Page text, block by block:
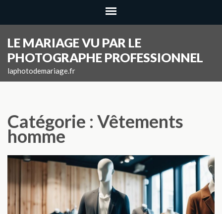
contenu
(Pressez
Entrée)
LE MARIAGE VU PAR LE
PHOTOGRAPHE PROFESSIONNEL
laphotodemariage.fr
Catégorie : Vêtements
homme